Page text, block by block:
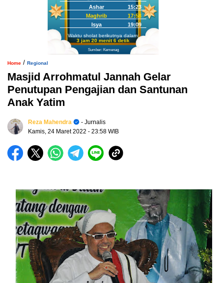
Ashar
15:23
Maghrib
17:58
Isya
19:09
Waktu sholat berikutnya dalam:
3 jam 20 menit 5 detik
Sumber: Kemenag
Home / Regional
Masjid Arrohmatul Jannah Gelar
Penutupan Pengajian dan Santunan
Anak Yatim
Reza Mahendra
- Jurnalis
Kamis, 24 Maret 2022 - 23:58 WIB